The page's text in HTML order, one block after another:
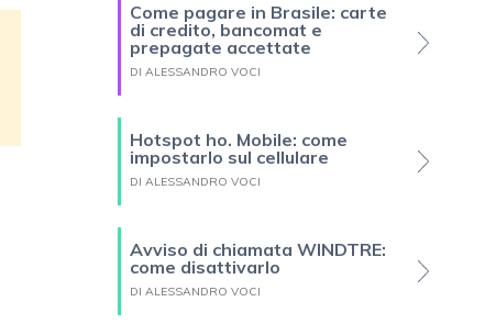
Come pagare in Brasile: carte
di credito, bancomat e
prepagate accettate
DI ALESSANDRO VOCI
Hotspot ho. Mobile: come
impostarlo sul cellulare
DI ALESSANDRO VOCI
Avviso di chiamata WINDTRE:
come disattivarlo
DI ALESSANDRO VOCI